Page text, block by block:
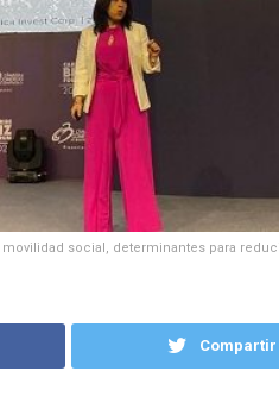
social, determinantes para